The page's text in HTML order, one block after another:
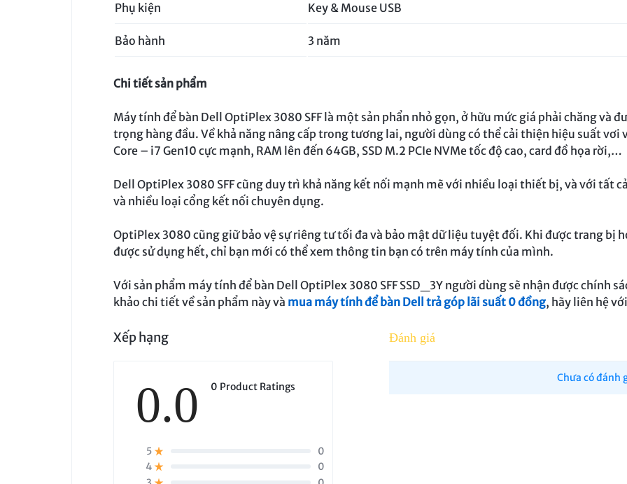
SOÁT
THỐNG
BẢO
TẦNG
HIỆN
Phụ kiện Key & Mouse USB
Bảo hành 3 năm
Chi tiết sản phẩm
Máy tính để bàn Dell OptiPlex 3080 SFF là một sản phẩn nhỏ gọn, ở hữu mức giá phải chăng và
trọng hàng đầu. Về khả năng nâng cấp trong tương lai, người dùng có thể cải thiện hiệu suất vơi
Core – i7 Gen10 cực mạnh, RAM lên đến 64GB, SSD M.2 PCIe NVMe tốc độ cao, card đồ họa rời,…
Dell OptiPlex 3080 SFF cũng duy trì khả năng kết nối mạnh mẽ với nhiều loại thiết bị, và với tất
và nhiều loại cổng kết nối chuyên dụng.
OptiPlex 3080 cũng giữ bảo vệ sự riêng tư tối đa và bảo mật dữ liệu tuyệt đối. Khi được trang bị
được sử dụng hết, chỉ bạn mới có thể xem thông tin bạn có trên máy tính của mình.
Với sản phẩm máy tính để bàn Dell OptiPlex 3080 SFF SSD_3Y người dùng sẽ nhận được chính
khảo chi tiết về sản phẩm này và mua máy tính để bàn Dell trả góp lãi suất 0 đồng, hãy liên hệ
Xếp hạng
0.0 0 Product Ratings
5
0
4
0
Đánh giá
Chưa có đánh